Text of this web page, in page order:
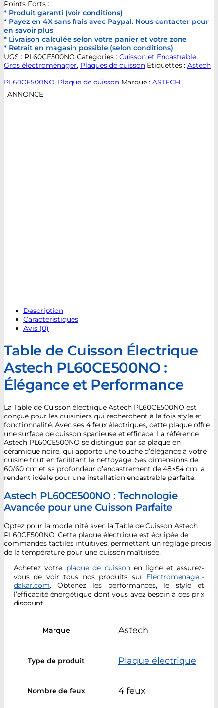
Points Forts :
* Produit garanti (voir conditions)
* Payez en 4X sans frais avec Paypal. Nous contacter pour
en savoir plus
* Livraison calculée selon votre panier et votre zone
* Retrait en magasin possible (selon conditions)
UGS : PL60CE500NO Catégories : Cuisson et Encastrable,
Gros électroménager, Plaques de cuisson Étiquettes : Astech
PL60CE500NO, Plaque de cuisson Marque : ASTECH
ANNONCE
Description
Caracteristiques
Avis (0)
Table de Cuisson Électrique
Astech PL60CE500NO :
Élégance et Performance
La Table de Cuisson électrique Astech PL60CE500NO est
conçue pour les cuisiniers qui recherchent à la fois style et
fonctionnalité. Avec ses 4 feux électriques, cette plaque offre
une surface de cuisson spacieuse et efficace. La référence
Astech PL60CE500NO se distingue par sa plaque en
céramique noire, qui apporte une touche d’élégance à votre
cuisine tout en facilitant le nettoyage. Ses dimensions de
60/60 cm et sa profondeur d’encastrement de 48×54 cm la
rendent idéale pour une installation encastrable parfaite.
Astech PL60CE500NO : Technologie
Avancée pour une Cuisson Parfaite
Optez pour la modernité avec la Table de Cuisson Astech
PL60CE500NO. Cette plaque électrique est équipée de
commandes tactiles intuitives, permettant un réglage précis
de la température pour une cuisson maîtrisée.
Achetez votre plaque de cuissonen ligne et assurez-
vous de voir tous nos produits sur Electromenager-
dakar.com. Obtenez les performances, le style et
l’efficacité énergétique dont vous avez besoin à des prix
discount.
Marque Astech
Type de produit Plaque électrique
Nombre de feux 4 feux